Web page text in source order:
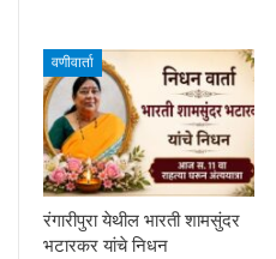
वणीवार्ता
रंगारीपुरा येथील भारती शामसुंदर
भटारकर यांचे निधन